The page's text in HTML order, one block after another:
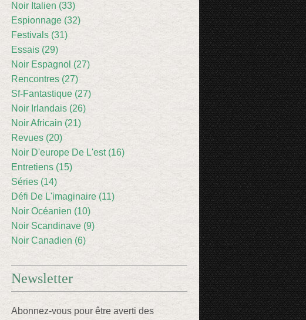
Noir Italien (33)
Espionnage (32)
Festivals (31)
Essais (29)
Noir Espagnol (27)
Rencontres (27)
Sf-Fantastique (27)
Noir Irlandais (26)
Noir Africain (21)
Revues (20)
Noir D'europe De L'est (16)
Entretiens (15)
Séries (14)
Défi De L'imaginaire (11)
Noir Océanien (10)
Noir Scandinave (9)
Noir Canadien (6)
Newsletter
Abonnez-vous pour être averti des